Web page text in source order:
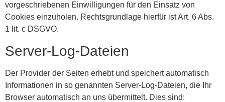
vorgeschriebenen Einwilligungen für den Einsatz von
Cookies einzuholen. Rechtsgrundlage hierfür ist Art. 6 Abs.
1 lit. c DSGVO.
Server-Log-Dateien
Der Provider der Seiten erhebt und speichert automatisch
Informationen in so genannten Server-Log-Dateien, die Ihr
Browser automatisch an uns übermittelt. Dies sind: